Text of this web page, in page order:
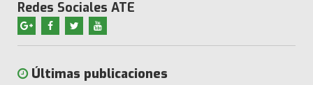
Redes Sociales ATE
Últimas publicaciones